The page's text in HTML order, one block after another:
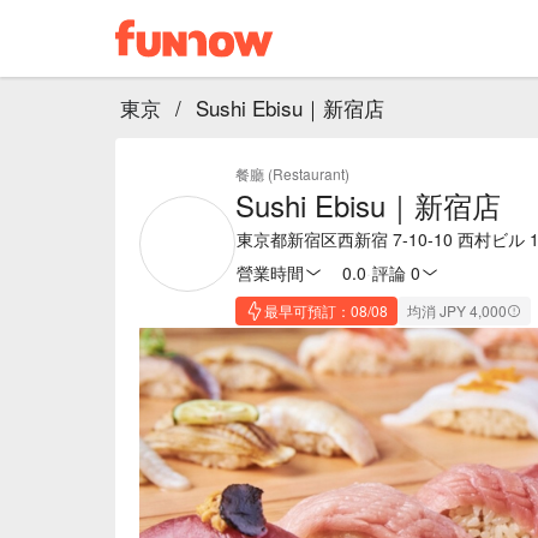
東京 / Sushi Ebisu｜新宿店
餐廳 (Restaurant)
Sushi Ebisu｜新宿店
東京都新宿区西新宿 7-10-10 西村ビル
營業時間
0.0 評論 0
最早可預訂：08/08 均消 JPY 4,000